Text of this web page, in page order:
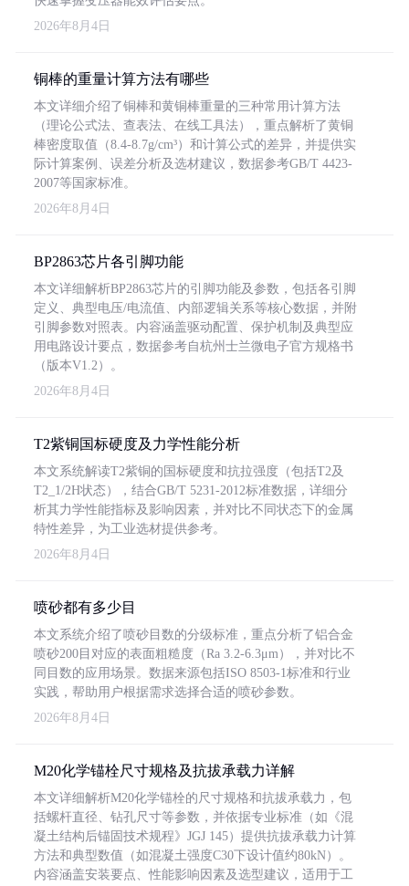
2026年8月4日
铜棒的重量计算方法有哪些
本文详细介绍了铜棒和黄铜棒重量的三种常用计算方法
（理论公式法、查表法、在线工具法），重点解析了黄铜
棒密度取值（8.4-8.7g/cm³）和计算公式的差异，并提供实
际计算案例、误差分析及选材建议，数据参考GB/T 4423-
2007等国家标准。
2026年8月4日
BP2863芯片各引脚功能
本文详细解析BP2863芯片的引脚功能及参数，包括各引脚
定义、典型电压/电流值、内部逻辑关系等核心数据，并附
引脚参数对照表。内容涵盖驱动配置、保护机制及典型应
用电路设计要点，数据参考自杭州士兰微电子官方规格书
（版本V1.2）。
2026年8月4日
T2紫铜国标硬度及力学性能分析
本文系统解读T2紫铜的国标硬度和抗拉强度（包括T2及
T2_1/2H状态），结合GB/T 5231-2012标准数据，详细分
析其力学性能指标及影响因素，并对比不同状态下的金属
特性差异，为工业选材提供参考。
2026年8月4日
喷砂都有多少目
本文系统介绍了喷砂目数的分级标准，重点分析了铝合金
喷砂200目对应的表面粗糙度（Ra 3.2-6.3μm），并对比不
同目数的应用场景。数据来源包括ISO 8503-1标准和行业
实践，帮助用户根据需求选择合适的喷砂参数。
2026年8月4日
M20化学锚栓尺寸规格及抗拔承载力详解
本文详细解析M20化学锚栓的尺寸规格和抗拔承载力，包
括螺杆直径、钻孔尺寸等参数，并依据专业标准（如《混
凝土结构后锚固技术规程》JGJ 145）提供抗拔承载力计算
方法和典型数值（如混凝土强度C30下设计值约80kN）。
内容涵盖安装要点、性能影响因素及选型建议，适用于工